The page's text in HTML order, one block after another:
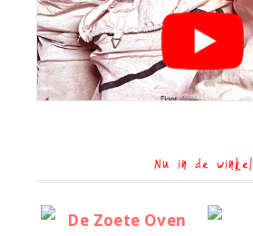
Nu in de winkel